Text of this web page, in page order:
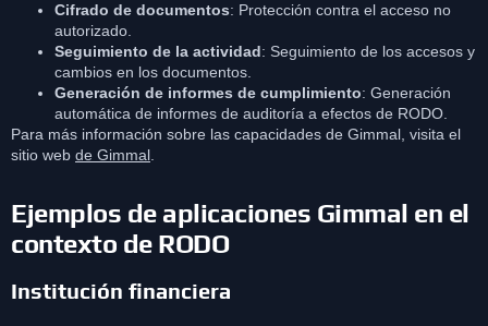
Cifrado de documentos: Protección contra el acceso no
autorizado.
Seguimiento de la actividad: Seguimiento de los accesos y
cambios en los documentos.
Generación de informes de cumplimiento: Generación
automática de informes de auditoría a efectos de RODO.
Para más información sobre las capacidades de Gimmal, visita el
sitio web de Gimmal
Ejemplos de aplicaciones Gimmal en el
contexto de RODO
Institución financiera